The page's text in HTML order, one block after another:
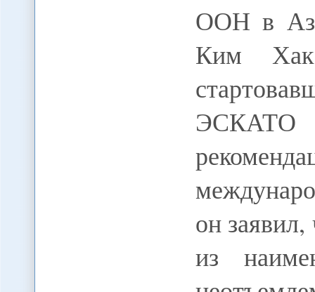
ООН в
Ким Хак
ЭСКАТО
он
из